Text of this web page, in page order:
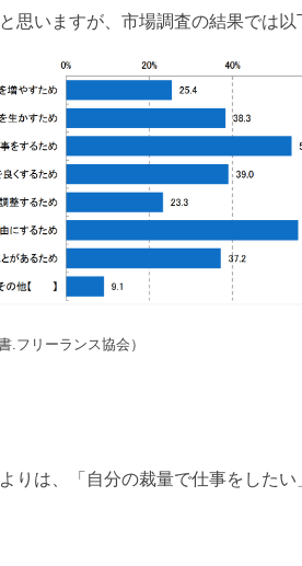
思いますが、市場調査の結果では以
.フリーランス協会）
りは、「自分の裁量で仕事をした